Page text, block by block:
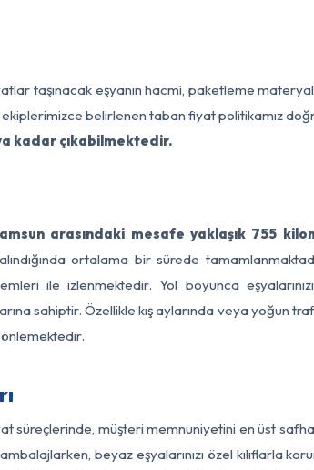
taşınacak eşyanın hacmi, paketleme
belirlenen taban fiyat politikamız
kadar çıkabilmektedir.
arasındaki mesafe yaklaşık 755
ortalama bir sürede
ile izlenmektedir. Yol boyunca
sahiptir. Özellikle kış aylarında veya yoğun
süreçlerinde, müşteri memnuniyetini en üst
beyaz eşyalarınızı özel kılıflarla